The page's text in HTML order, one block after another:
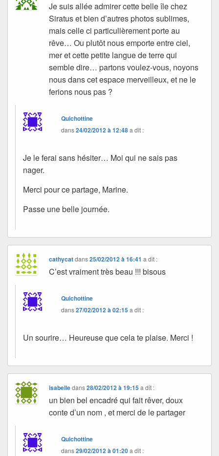
Je suis allée admirer cette belle île chez
Siratus et bien d’autres photos sublimes,
mais celle ci particulièrement porte au
rêve… Ou plutôt nous emporte entre ciel,
mer et cette petite langue de terre qui
semble dire… partons voulez-vous, noyons
nous dans cet espace merveilleux, et ne le
ferions nous pas ?
Quichottine
dans24/02/2012 à 12:48a dit :
Je le ferai sans hésiter… Moi qui ne sais pas
nager.
Merci pour ce partage, Marine.
Passe une belle journée.
cathycatdans25/02/2012 à 16:41 a dit :
C’est vraiment très beau !!! bisous
Quichottine
dans27/02/2012 à 02:15a dit :
Un sourire… Heureuse que cela te plaise. Merci !
isabelledans28/02/2012 à 19:15 a dit :
un bien bel encadré qui fait rêver, doux
conte d’un nom , et merci de le partager
Quichottine
dans29/02/2012 à 01:20a dit :